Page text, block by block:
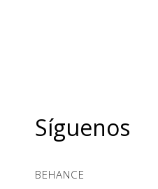
Síguenos
BEHANCE